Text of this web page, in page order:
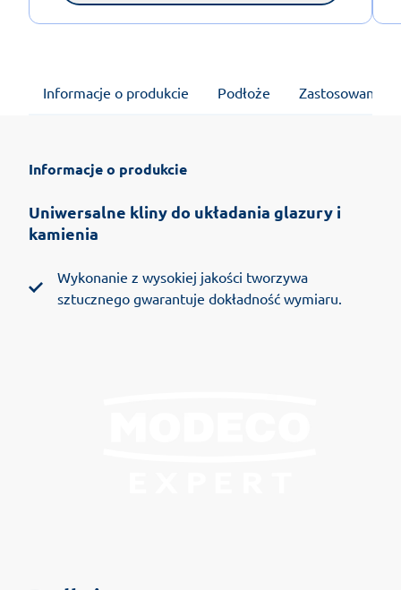
Informacje o produkcie Podłoże Zastosowanie
Informacje o produkcie
Uniwersalne kliny do układania glazury i
kamienia
Wykonanie z wysokiej jakości tworzywa
sztucznego gwarantuje dokładność wymiaru.